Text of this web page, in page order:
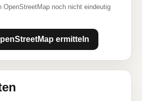
OpenStreetMap noch nicht eindeutig
ermitteln